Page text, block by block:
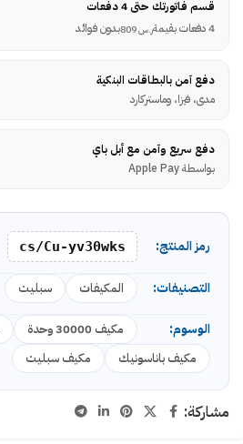
قسم فاتورتك حتى 4 دفعات
4 دفعات بقيمة
ر.س بدون فوائد
دفع آمن بالبطاقات البنكية
مدى، فيزا، وماستركارد
دفع سريع وآمن مع أبل باي
بواسطة Apple Pay
رمز المنتج: cs/Cu-yv30wks
التصنيفات: المكيفات سبليت
الوسوم: مكيف 30000 وحدة
مكيف باناسونيك
مكيف سبليت
مشاركة: